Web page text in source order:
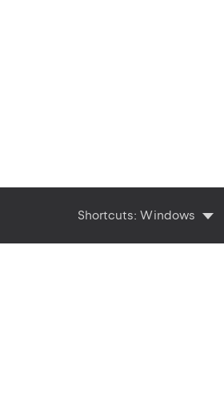
Shortcuts:Windows